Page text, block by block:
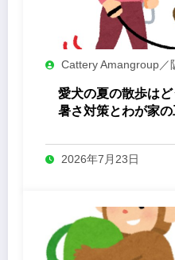
Cattery Amangroup／
愛犬の夏の散歩は
暑さ対策とわが家
2026年7月23日